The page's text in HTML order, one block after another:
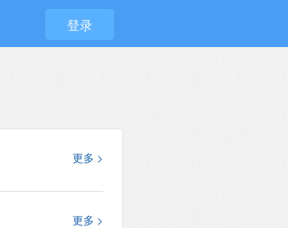
登录
更多 >
更多 >